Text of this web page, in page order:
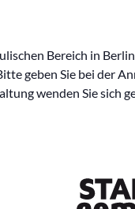
Bereich in
geben Sie bei der
wenden Sie sich